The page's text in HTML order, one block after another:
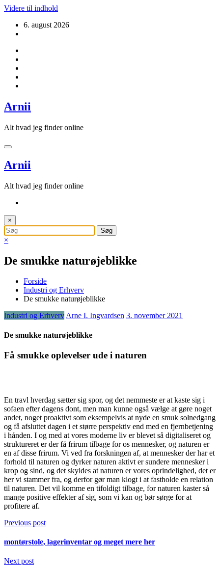
Videre til indhold
6. august 2026
Arnii
Alt hvad jeg finder online
Arnii
Alt hvad jeg finder online
×
×
De smukke naturøjeblikke
Forside
Industri og Erhverv
De smukke naturøjeblikke
Industri og ErhvervArne I. Ingvardsen 3. november 2021
De smukke naturøjeblikke
Få smukke oplevelser ude i naturen
En travl hverdag sætter sig spor, og det nemmeste er at kaste sig i
sofaen efter dagens dont, men man kunne også vælge at gøre noget
andet, noget proaktivt som eksempelvis at nyde en smuk solnedgang
og få afsluttet dagen i et større perspektiv end med en fjernbetjening
i hånden. I og med at vores moderne liv er blevet så digitaliseret og
struktureret er der få frirum tilbage for os mennesker, og naturen er
en af disse frirum. Vi ved fra forskningen af, at mennesker der har et
forhold til naturen og dyrker naturen aktivt er sundere mennesker i
krop og sind, og det skyldes at naturen er vores oprindelighed, det er
her vi stammer fra, og derfor gør man klogt i at fastholde en relation
til naturen. Det vil komme en tifoldigt tilbage, for naturen kaster så
mange positive effekter af sig, som vi kan og bør sørge for at
profitere af.
Previous post
montørstole, lagerinventar og meget mere her
Next post